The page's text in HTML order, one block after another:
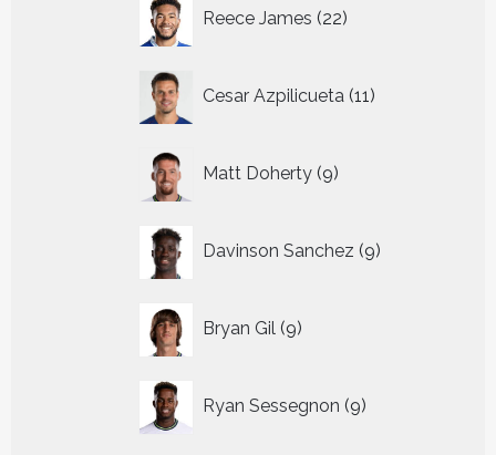
Reece James 22
producten
Cesar Azpilicueta 11
producten
Matt Doherty 9
producten
Davinson Sanchez 9
producten
Bryan Gil 9
producten
Ryan Sessegnon 9
producten